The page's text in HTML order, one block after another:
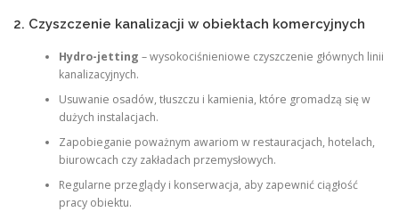
2. Czyszczenie kanalizacji w obiektach komercyjnych
Hydro-jetting – wysokociśnieniowe czyszczenie głównych linii
kanalizacyjnych.
Usuwanie osadów, tłuszczu i kamienia, które gromadzą się w
dużych instalacjach.
Zapobieganie poważnym awariom w restauracjach, hotelach,
biurowcach czy zakładach przemysłowych.
Regularne przeglądy i konserwacja, aby zapewnić ciągłość
pracy obiektu.